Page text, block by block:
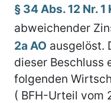
§ 34 Abs. 12 Nr. 1
abweichender
2a AO ausgelöst.
dieser Beschluss
folgenden
( BFH-Urteil vom